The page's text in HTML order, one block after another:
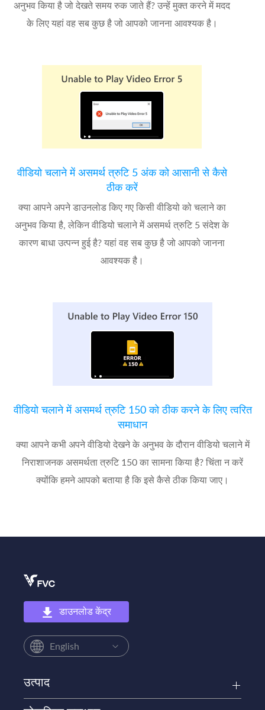
अनुभव किया है जो देखते समय रुक जाते हैं? उन्हें मुक्त करने में मदद
के लिए यहां वह सब कुछ है जो आपको जानना आवश्यक है।
वीडियो चलाने में असमर्थ त्रुटि 5 अंक को आसानी से कैसे
ठीक करें
क्या आपने अपने डाउनलोड किए गए किसी वीडियो को चलाने का
अनुभव किया है, लेकिन वीडियो चलाने में असमर्थ त्रुटि 5 संदेश के
कारण बाधा उत्पन्न हुई है? यहां वह सब कुछ है जो आपको जानना
आवश्यक है।
वीडियो चलाने में असमर्थ त्रुटि 150 को ठीक करने के लिए त्वरित
समाधान
क्या आपने कभी अपने वीडियो देखने के अनुभव के दौरान वीडियो चलाने में
निराशाजनक असमर्थता त्रुटि 150 का सामना किया है? चिंता न करें
क्योंकि हमने आपको बताया है कि इसे कैसे ठीक किया जाए।
डाउनलोड केंद्र
English
उत्पाद